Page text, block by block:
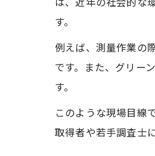
す。
例えば、測量作業の
です。また、グリー
す。
このような現場目線
取得者や若手調査士